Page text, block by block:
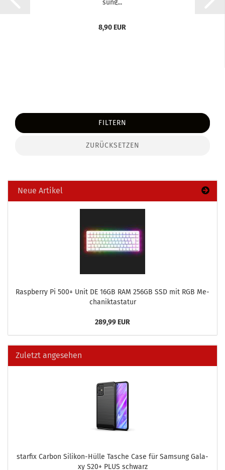
sung...
8,90 EUR
FILTERN
ZURÜCKSETZEN
Neue Artikel
Raspber­ry Pi 500+ Unit DE 16GB RAM 256GB SSD mit RGB Me­
cha­nik­tas­ta­tur
289,99 EUR
Zuletzt angesehen
star­fix Car­bon Silikon-​Hülle Ta­sche Case für Sam­sung Ga­la­
xy S20+ PLUS schwarz